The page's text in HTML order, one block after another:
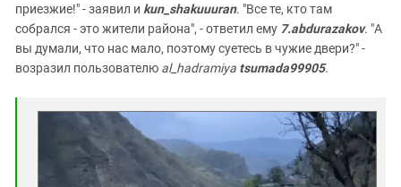
приезжие!" - заявил и kun_shakuuuran. "Все те, кто там
собрался - это жители района", - ответил ему 7.abdurazakov. "А
вы думали, что нас мало, поэтому суетесь в чужие двери?" -
возразил пользователю al_hadramiya tsumada99905.